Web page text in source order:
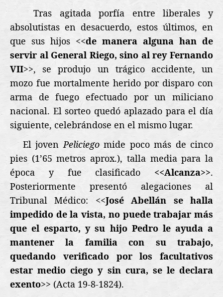
Tras agitada porfía entre liberales y
absolutistas en desacuerdo, estos últimos, en
que sus hijos <<de manera alguna han de
servir al General Riego, sino al rey Fernando
VII>>, se produjo un trágico accidente, un
mozo fue mortalmente herido por disparo con
arma de fuego efectuado por un miliciano
nacional. El sorteo quedó aplazado para el día
siguiente, celebrándose en el mismo lugar.
El jovenPeliciegomide poco más de cinco
pies (1’65 metros aprox.), talla media para la
época y fue clasificado <<Alcanza>>.
Posteriormente presentó alegaciones al
Tribunal Médico: <<José Abellán se halla
impedido de la vista, no puede trabajar más
que el esparto, y su hijo Pedro le ayuda a
mantener la familia con su trabajo,
quedando verificado por los facultativos
estar medio ciego y sin cura, se le declara
exento>> (Acta 19-8-1824).